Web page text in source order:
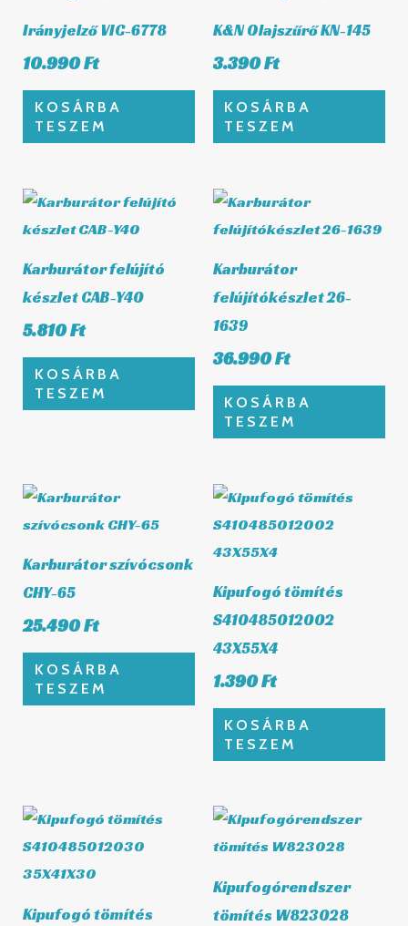
Irányjelző VIC-6778
10.990Ft
KOSÁRBA
TESZEM
K&N Olajszűrő KN-145
3.390Ft
KOSÁRBA
TESZEM
Karburátor felújító
készlet CAB-Y40
5.810Ft
KOSÁRBA
TESZEM
Karburátor
felújítókészlet 26-
1639
36.990Ft
KOSÁRBA
TESZEM
Karburátor szívócsonk
CHY-65
25.490Ft
KOSÁRBA
TESZEM
Kipufogó tömítés
S410485012002
43X55X4
1.390Ft
KOSÁRBA
TESZEM
Kipufogó tömítés
Kipufogórendszer
tömítés W823028